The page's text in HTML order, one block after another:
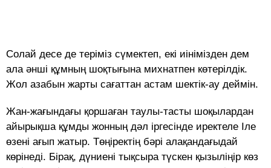
Солай десе де теріміз сүмектеп, екі иінімізден дем
ала әнші құмның шоқтығына михнатпен көтерілдік.
Жол азабын жарты сағаттан астам шектік-ау деймін.
Жан-жағындағы қоршаған таулы-тасты шоқылардан
айырықша құмды жонның дәл іргесінде иректеле Іле
өзені ағып жатыр. Төңіректің бәрі алақандағыдай
көрінеді. Бірақ, дүниені тықсыра түскен қызыліңір көз